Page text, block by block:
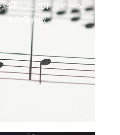
羅したPDFガイドを
永久保存版。